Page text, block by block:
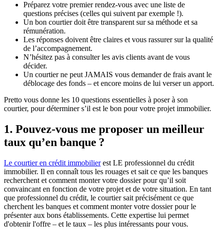
Préparez votre premier rendez-vous avec une liste de
questions précises (celles qui suivent par exemple !).
Un bon courtier doit être transparent sur sa méthode et sa
rémunération.
Les réponses doivent être claires et vous rassurer sur la qualité
de l’accompagnement.
N’hésitez pas à consulter les avis clients avant de vous
décider.
Un courtier ne peut JAMAIS vous demander de frais avant le
déblocage des fonds – et encore moins de lui verser un apport.
Pretto vous donne les 10 questions essentielles à poser à son
courtier, pour déterminer s’il est le bon pour votre projet immobilier.
1. Pouvez-vous me proposer un meilleur
taux qu’en banque ?
Le courtier en crédit immobilierest LE professionnel du crédit
immobilier. Il en connaît tous les rouages et sait ce que les banques
recherchent et comment monter votre dossier pour qu’il soit
convaincant en fonction de votre projet et de votre situation. En tant
que professionnel du crédit, le courtier sait précisément ce que
cherchent les banques et comment monter votre dossier pour le
présenter aux bons établissements. Cette expertise lui permet
d'obtenir l'offre – et le taux – les plus intéressants pour vous.